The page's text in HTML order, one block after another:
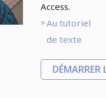
Access.
Au tutoriel
de texte
DÉMARRER